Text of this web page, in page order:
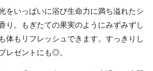
をいっぱいに浴び生命力に満ち溢れたシ
り。もぎたての果実のようにみずみずし
体もリフレッシュできます。すっきりし
レゼントにも◎。